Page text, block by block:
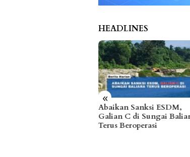
HEADLINES
«
Arpan Sahar Prioritaskan
Kawal Kebutuhan Dasar
Warga Pesisir di Tengah